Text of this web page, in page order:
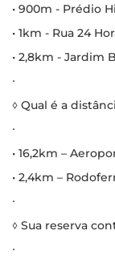
• 900m - Prédio
• 1km - Rua 24
• 2,8km - Jardim
∙
◊ Qual é a
∙
• 16,2km –
• 2,4km –
∙
◊ Sua reserva
∙